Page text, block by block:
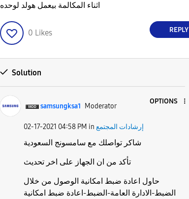
اثناء المكالمة بيعمل هولد لوحده
0 Likes REPLY
Solution
samsungksa1 Moderator
OPTIONS
‎02-17-2021 04:58 PM in إرشادات المجتمع
شاكر تواصلك مع سامسونج السعودية
تأكد من ان الجهاز على اخر تحديث
حاول اعادة ضبط امكانية الوصول من خلال
الضبط-الادارة العامة-الضبط-اعادة ضبط امكانية